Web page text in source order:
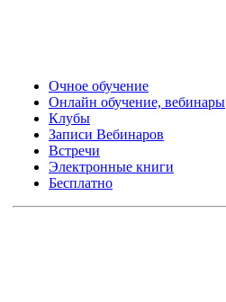
Очное обучение
Онлайн обучение, вебинары
Клубы
Записи Вебинаров
Встречи
Электронные книги
Бесплатно